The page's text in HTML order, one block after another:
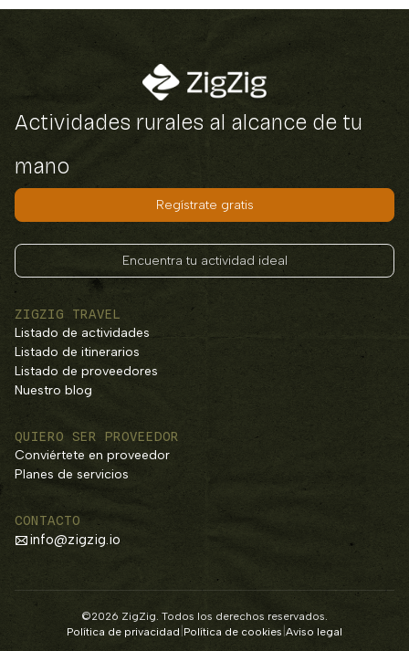
Actividades rurales al alcance de tu
mano
Regístrate gratis
Encuentra tu actividad ideal
ZIGZIG TRAVEL
Listado de actividades
Listado de itinerarios
Listado de proveedores
Nuestro blog
QUIERO SER PROVEEDOR
Conviértete en proveedor
Planes de servicios
CONTACTO
info@zigzig.io
©2026 ZigZig. Todos los derechos reservados.
Política de privacidad Política de cookies Aviso legal